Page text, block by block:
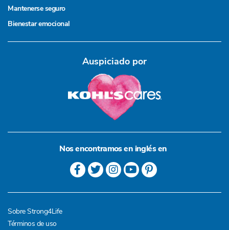
Mantenerse seguro
Bienestar emocional
Auspiciado por
Nos encontramos en inglés en
Sobre Strong4Life
Términos de uso